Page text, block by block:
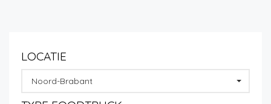
LOCATIE
Noord-Brabant